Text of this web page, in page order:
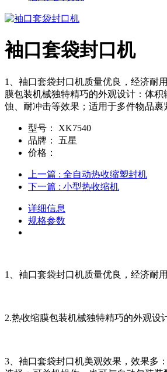
袖口套袋封口机
1、袖口套袋封口机质量优良，经济耐
膜包装机械独特精巧的外观设计：体
蚀、耐冲击等效果；适用于多件物品
型号：
XK7540
品牌：
五星
价格：
上一篇 : 全自动热收缩塑封机
下一篇 : 小型热收缩机
详细信息
规格参数
1、袖口套袋封口机质量优良，经济耐
2.热收缩膜包装机械独特精巧的外观设
3、袖口套袋封口机美观效果，效果多